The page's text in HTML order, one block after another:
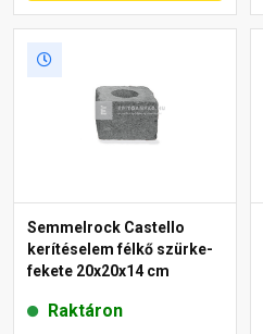
Semmelrock Castello
kerítéselem félkő szürke-
fekete 20x20x14 cm
Raktáron